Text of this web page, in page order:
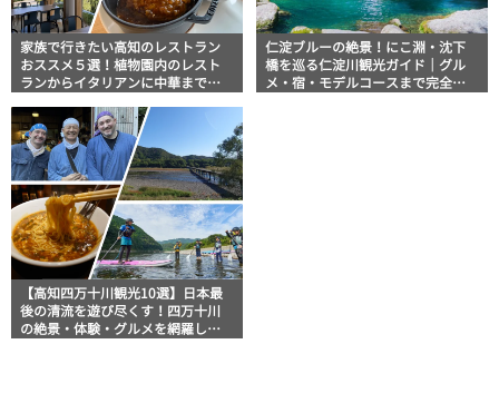
家族で行きたい高知のレストラン
おススメ５選！植物園内のレスト
ランからイタリアンに中華まで楽
仁淀ブルーの絶景！にこ淵・沈下
橋を巡る仁淀川観光ガイド｜グル
メ・宿・モデルコースまで完全網
【高知四万十川観光10選】日本最
後の清流を遊び尽くす！四万十川
の絶景・体験・グルメを網羅した